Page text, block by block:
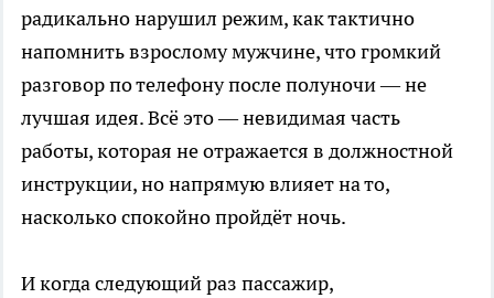
радикально нарушил режим, как тактично
напомнить взрослому мужчине, что громкий
разговор по телефону после полуночи — не
лучшая идея. Всё это — невидимая часть
работы, которая не отражается в должностной
инструкции, но напрямую влияет на то,
насколько спокойно пройдёт ночь.
И когда следующий раз пассажир,